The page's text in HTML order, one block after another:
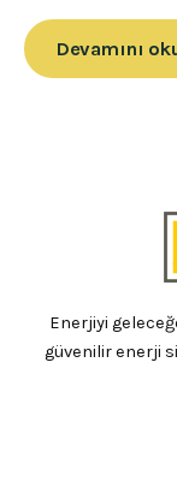
Devamını
Enerjiyi
güvenilir enerji